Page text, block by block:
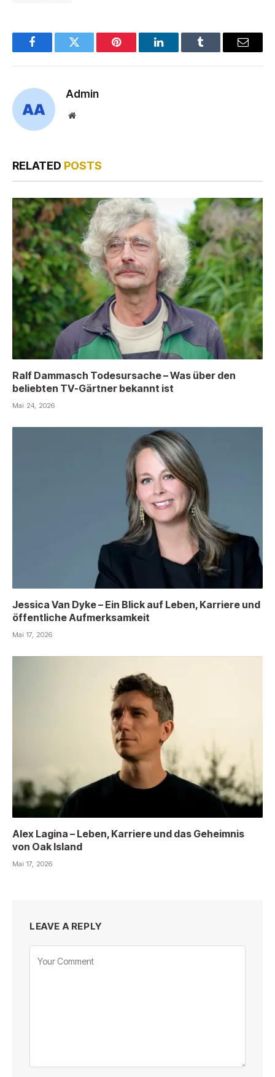
FacebookTwitter Pinterest LinkedInTumblr Email
Admin
Website
RELATED POSTS
Ralf Dammasch Todesursache – Was über den
beliebten TV-Gärtner bekannt ist
Mai 24, 2026
Jessica Van Dyke – Ein Blick auf Leben, Karriere und
öffentliche Aufmerksamkeit
Mai 17, 2026
Alex Lagina – Leben, Karriere und das Geheimnis
von Oak Island
Mai 17, 2026
LEAVE A REPLY